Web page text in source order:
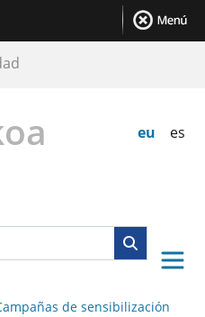
eu es
de sensibilización